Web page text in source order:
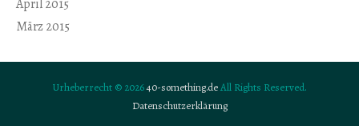
April 2015
März 2015
Urheberrecht © 202640-something.deAll Rights Reserved.
Datenschutzerklärung